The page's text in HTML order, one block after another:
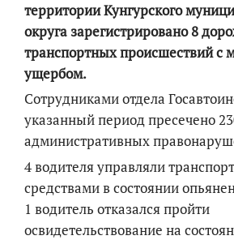
территории Кунгурского
округа зарегистрировано 8
транспортных происшествий с
ущербом.
Сотрудниками отдела
указанный период пресечено
административных
4 водителя управляли
средствами в состоянии
1 водитель отказался пройти
освидетельствование на